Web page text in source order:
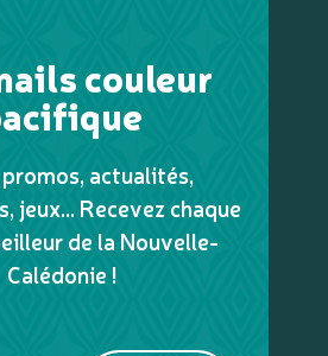
couleur
actualités,
jeux... Recevez chaque
de la Nouvelle-
Calédonie !